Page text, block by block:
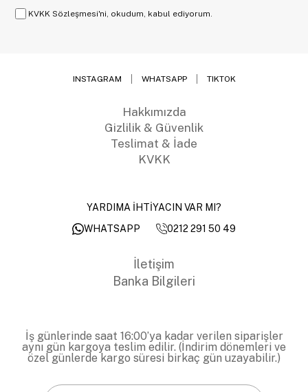
KVKK Sözleşmesi'ni, okudum, kabul ediyorum.
INSTAGRAM WHATSAPP TIKTOK
Hakkımızda
Gizlilik & Güvenlik
Teslimat & İade
KVKK
YARDIMA İHTİYACIN VAR MI?
WHATSAPP
0212 291 50 49
İletişim
Banka Bilgileri
İş günlerinde saat 16:00’ya kadar verilen siparişler
aynı gün kargoya teslim edilir. (İndirim dönemleri ve
özel günlerde kargo süresi birkaç gün uzayabilir.)